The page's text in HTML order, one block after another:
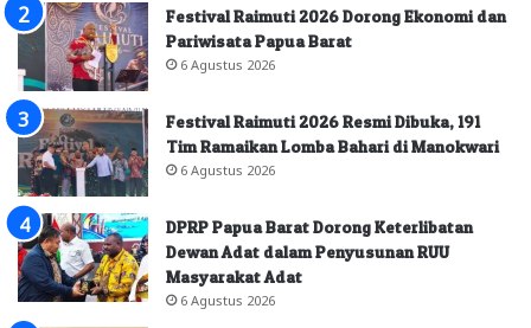
Festival Raimuti 2026 Dorong Ekonomi dan
Pariwisata Papua Barat
6 Agustus 2026
Festival Raimuti 2026 Resmi Dibuka, 191
Tim Ramaikan Lomba Bahari di Manokwari
6 Agustus 2026
DPRP Papua Barat Dorong Keterlibatan
Dewan Adat dalam Penyusunan RUU
Masyarakat Adat
6 Agustus 2026